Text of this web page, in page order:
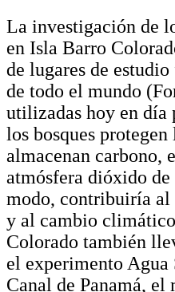
La investigación de
en Isla Barro
de lugares de
de todo el mundo
utilizadas hoy en día
los bosques
almacenan carbono,
atmósfera dióxido
modo, contribuiría
y al cambio
Colorado también
el experimento Agua
Canal de Panamá,